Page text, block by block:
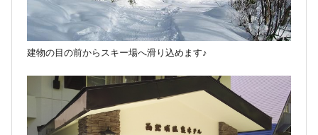
建物の目の前からスキー場へ滑り込めます♪